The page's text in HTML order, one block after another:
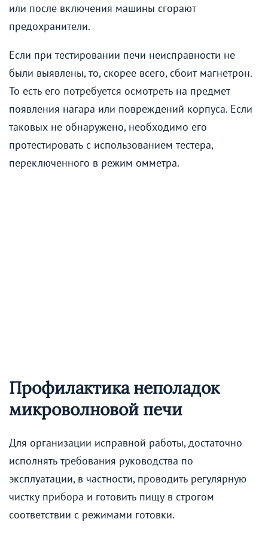
или после включения машины сгорают
предохранители.
Если при тестировании печи неисправности не
были выявлены, то, скорее всего, сбоит магнетрон.
То есть его потребуется осмотреть на предмет
появления нагара или повреждений корпуса. Если
таковых не обнаружено, необходимо его
протестировать с использованием тестера,
переключенного в режим омметра.
Профилактика неполадок
микроволновой печи
Для организации исправной работы, достаточно
исполнять требования руководства по
эксплуатации, в частности, проводить регулярную
чистку прибора и готовить пищу в строгом
соответствии с режимами готовки.